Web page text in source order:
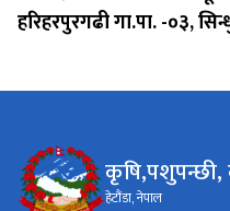
हरिहरपुरगढी गा.पा. -०३,
कृषि,पशुपन्छी,
हेटौंडा, नेपाल